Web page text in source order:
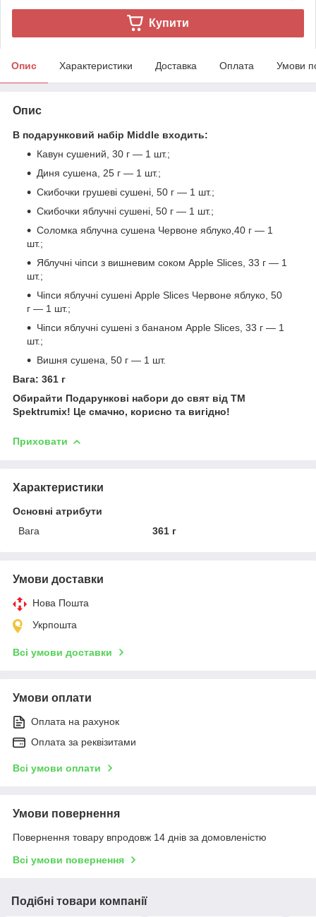
Купити
Опис Характеристики Доставка Оплата Умови
Опис
В подарунковий набір Middle входить:
Кавун сушений, 30 г — 1 шт.;
Диня сушена, 25 г — 1 шт.;
Скибочки грушеві сушені, 50 г — 1 шт.;
Скибочки яблучні сушені, 50 г — 1 шт.;
Соломка яблучна сушена Червоне яблуко,40 г — 1
шт.;
Яблучні чіпси з вишневим соком Apple Slices, 33 г — 1
шт.;
Чіпси яблучні сушені Apple Slices Червоне яблуко, 50
г — 1 шт.;
Чіпси яблучні сушені з бананом Apple Slices, 33 г — 1
шт.;
Вишня сушена, 50 г — 1 шт.
Вага: 361 г
Обирайти Подарункові набори до свят від ТМ
Spektrumix! Це смачно, корисно та вигідно!
Приховати
Характеристики
Основні атрибути
Вага
361 г
Умови доставки
Нова Пошта
Укрпошта
Всі умови доставки
Умови оплати
Оплата на рахунок
Оплата за реквізитами
Всі умови оплати
Умови повернення
Повернення товару впродовж 14 днів за домовленістю
Всі умови повернення
Подібні товари компанії